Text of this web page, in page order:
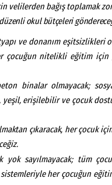
velilerden bağış toplamak
düzenli okul bütçeleri
ve donanım eşitsizlikleri
çocuğun nitelikli eğitim
binalar olmayacak;
erişilebilir ve çocuk
çıkaracak, her çocuk
sayılmayacak; tüm
her çocuğun